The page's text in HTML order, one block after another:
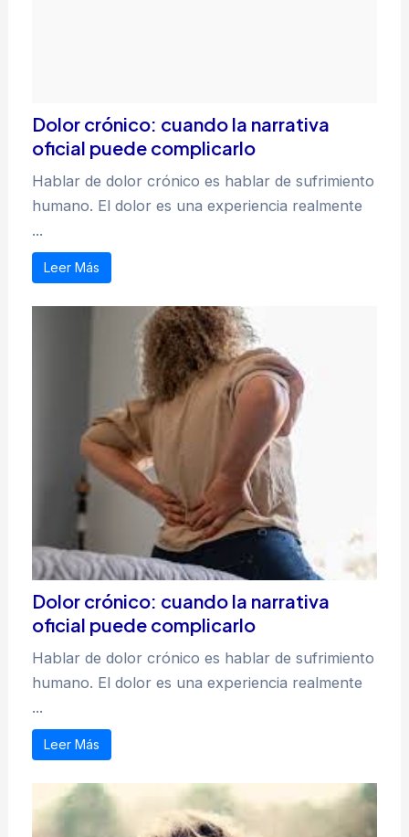
Dolor crónico: cuando la narrativa
oficial puede complicarlo
Hablar de dolor crónico es hablar de sufrimiento
humano. El dolor es una experiencia realmente
...
Leer Más
Dolor crónico: cuando la narrativa
oficial puede complicarlo
Hablar de dolor crónico es hablar de sufrimiento
humano. El dolor es una experiencia realmente
...
Leer Más